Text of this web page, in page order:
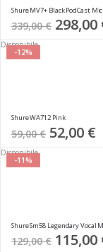
Shure MV7+ Black PodCast
339,00 € Special
Price
298,00
-12%
Disponibile
Shure WA712 Pink
59,00 € Special
Price
52,00 €
-11%
Disponibile
129,00 € Special
Price
115,00